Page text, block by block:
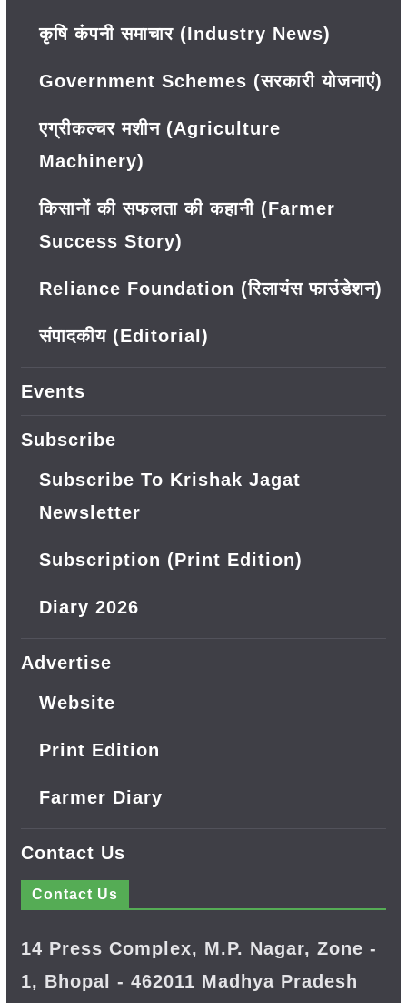
कृषि कंपनी समाचार (Industry News)
Government Schemes (सरकारी योजनाएं)
एग्रीकल्चर मशीन (Agriculture
Machinery)
किसानों की सफलता की कहानी (Farmer
Success Story)
Reliance Foundation (रिलायंस फाउंडेशन)
संपादकीय (Editorial)
Events
Subscribe
Subscribe To Krishak Jagat
Newsletter
Subscription (Print Edition)
Diary 2026
Advertise
Website
Print Edition
Farmer Diary
Contact Us
Contact Us
14 Press Complex, M.P. Nagar, Zone -
1, Bhopal - 462011 Madhya Pradesh